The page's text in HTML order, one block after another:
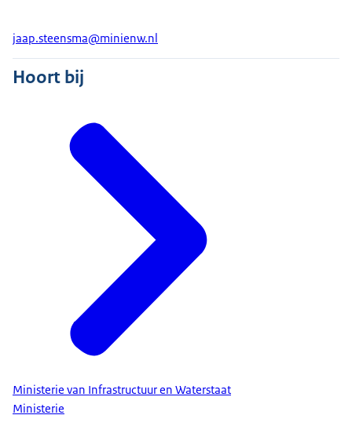
jaap.steensma@minienw.nl
Hoort bij
Ministerie van Infrastructuur en Waterstaat
Ministerie